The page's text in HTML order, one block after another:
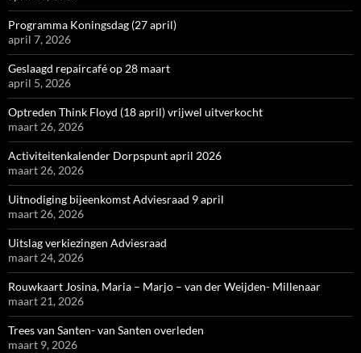
Programma Koningsdag (27 april)
april 7, 2026
Geslaagd repaircafé op 28 maart
april 5, 2026
Optreden Think Floyd (18 april) vrijwel uitverkocht
maart 26, 2026
Activiteitenkalender Dorpspunt april 2026
maart 26, 2026
Uitnodiging bijeenkomst Adviesraad 9 april
maart 26, 2026
Uitslag verkiezingen Adviesraad
maart 24, 2026
Rouwkaart Josina, Maria – Marjo – van der Weijden- Millenaar
maart 21, 2026
Trees van Santen- van Santen overleden
maart 9, 2026